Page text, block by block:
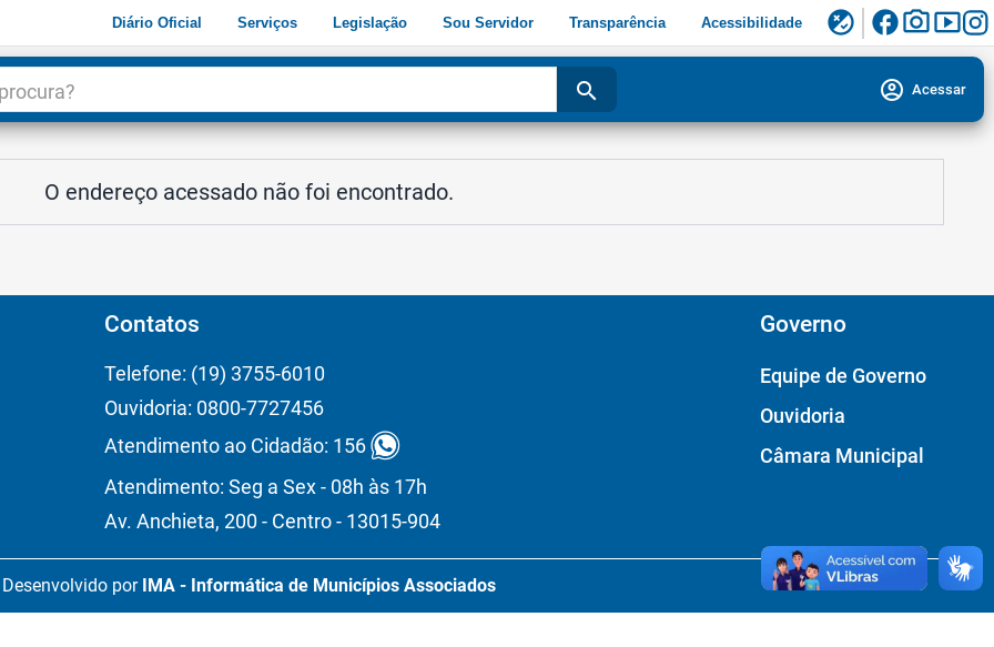
Diário Oficial Serviços Legislação Sou Servidor Transparência Acessibilidade flaky facebookphoto_camerasmart_display
search account_circle Acessar
O endereço acessado não foi encontrado.
Contatos
Telefone: (19) 3755-6010
Ouvidoria: 0800-7727456
Atendimento ao Cidadão: 156
Atendimento: Seg a Sex - 08h às 17h
Av. Anchieta, 200 - Centro - 13015-904
Governo
Equipe de Governo
Ouvidoria
Câmara Municipal
Desenvolvido por IMA - Informática de Municípios Associados